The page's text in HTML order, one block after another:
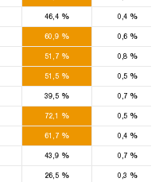
%
46,4 %
%
60,9 %
%
51,7 %
%
51,5 %
%
39,5 %
% %
%
61,7 %
%
43,9 %
%
26,5 %